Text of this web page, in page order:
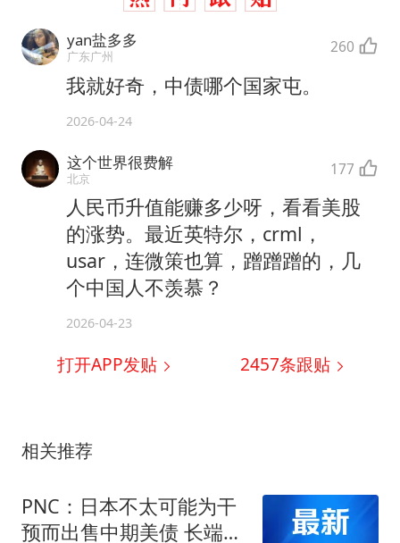
yan盐多多
广东广州 260
我就好奇，中债哪个国家屯。
2026-04-24
这个世界很费解
北京 177
人民币升值能赚多少呀，看看美股
的涨势。最近英特尔，crml，
usar，连微策也算，蹭蹭蹭的，几
个中国人不羡慕？
2026-04-23
打开APP发贴 2457条跟贴
相关推荐
PNC：日本不太可能为干
预而出售中期美债 长端收